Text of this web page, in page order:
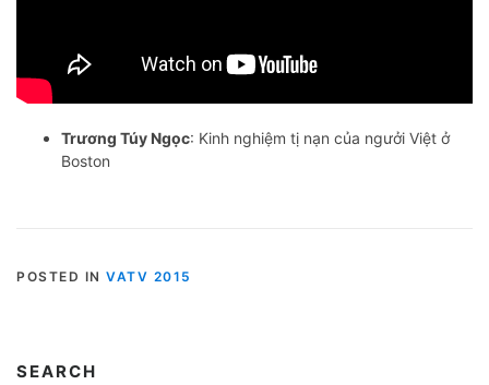
Trương Túy Ngọc: Kinh nghiệm tị nạn của ngưởi Việt ở
Boston
POSTED IN VATV 2015
SEARCH